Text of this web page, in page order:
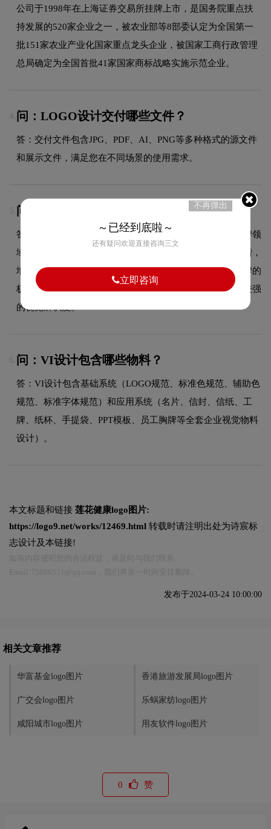
公司于1998年在上海证券交易所挂牌上市，是国务院重点扶
持发展的520家企业之一，被农业部等8部委认定为全国第一
批151家农业产业化国家重点龙头企业，被国家工商行政管理
总局确定为全国首批41家国家商标战略实施示范企业。
4. 问：LOGO设计交付哪些文件？
答：交付文件包含JPG、PDF、AI、PNG等多种格式的源文件
和展示文件，满足您在不同场景的使用需求。
5. 问：莲花健康logo采用什么颜色搭配？
答：莲花健康品牌整体使用的色彩方案充分契合了其在品牌领
域的品牌定位，以双色搭配为主，主色与辅色既对比又和谐，
增强了品牌的现代感和时尚度。这种色彩选择既传递了品牌的
极简现代设计美学，又能有效吸引目标受众，使标志具有较强
的视觉辨识度。
6. 问：VI设计包含哪些物料？
答：VI设计包含基础系统（LOGO规范、标准色规范、辅助色
规范、标准字体规范）和应用系统（名片、信封、信纸、工
牌、纸杯、手提袋、PPT模板、员工胸牌等全套企业视觉物料
设计）。
本文标题和链接 莲花健康logo图片:
https://logo9.net/works/12469.html 转载时请注明出处为诗宸标
志设计及本链接!
发布于2024-03-24 10:00:00
相关文章推荐
华富基金logo图片 香港旅游发展局logo图片
广交会logo图片 乐蜗家纺logo图片
咸阳城市logo图片 用友软件logo图片
0 赞
不再弹出
～已经到底啦～
还有疑问欢迎直接咨询三文
立即咨询